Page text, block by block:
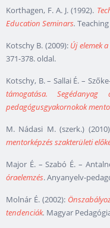
Korthagen, F. A. J. (1992).
Education Seminars.
Kotschy B. (2009): Új elemek
371-378. oldal.
Kotschy, B. – Sallai É. –
támogatása. Segédanyag
pedagógusgyakornokok
M. Nádasi M. (szerk.)
mentorképzés szakterületi
Major É. – Szabó É. –
óraelemzés. Anyanyelv-
Molnár É. (2002):
tendenciák. Magyar